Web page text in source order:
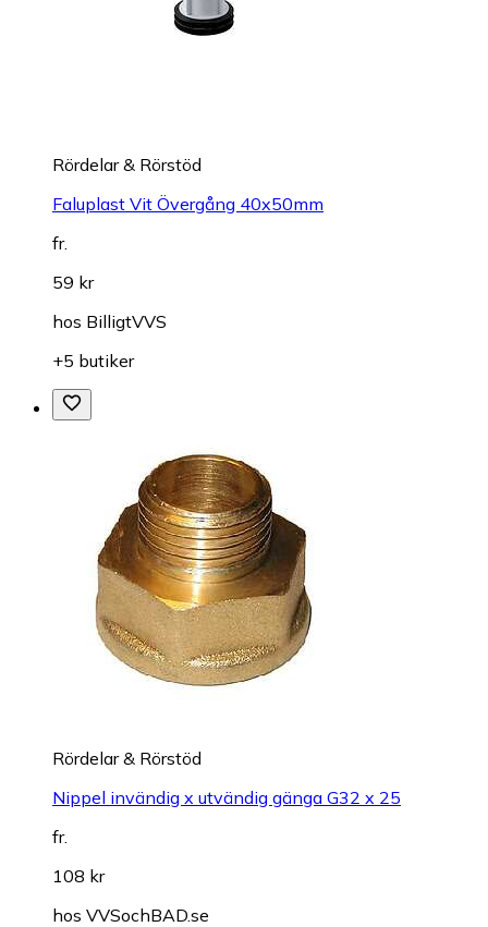
Rördelar & Rörstöd
Faluplast Vit Övergång 40x50mm
fr.
59 kr
hos BilligtVVS
+5 butiker
Rördelar & Rörstöd
Nippel invändig x utvändig gänga G32 x 25
fr.
108 kr
hos VVSochBAD.se